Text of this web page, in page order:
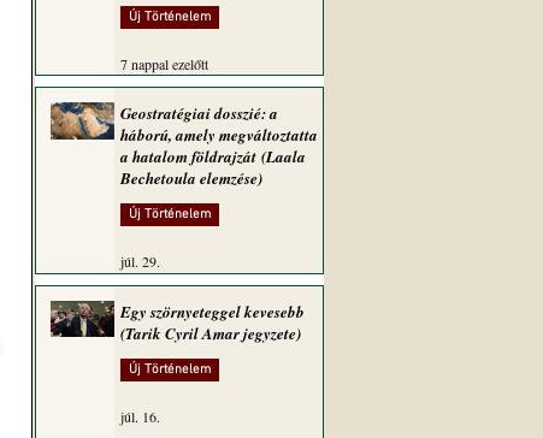
Új Történelem
7 nappal ezelőtt
Geostratégiai dosszié: a
háború, amely megváltoztatta
a hatalom földrajzát (Laala
Bechetoula elemzése)
Új Történelem
júl. 29.
Egy szörnyeteggel kevesebb
(Tarik Cyril Amar jegyzete)
Új Történelem
júl. 16.